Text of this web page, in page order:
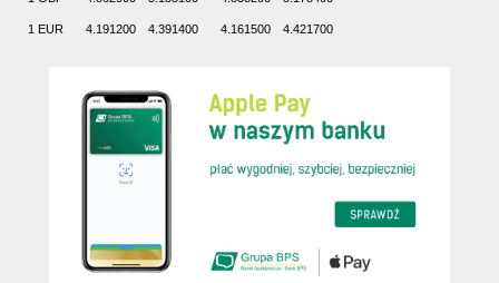
1 EUR 4.191200 4.391400 4.161500 4.421700